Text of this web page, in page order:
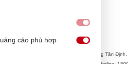
cáo phù hợp
Di Động - 73 Trần Quang Khải, Phường Tân